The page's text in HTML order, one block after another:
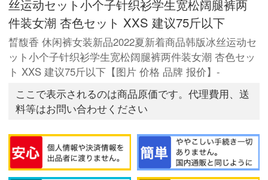
丝运动セット小个子针织衫学生宽松阔腿裤两
件装女潮 杏色セット XXS 建议75斤以下
晳馥香 休闲裤女装新品2022夏新着商品韩版冰丝运动セ
ット小个子针织衫学生宽松阔腿裤两件装女潮 杏色セッ
ト XXS 建议75斤以下【图片 价格 品牌 报价】-
ここで表示されるのは商品原価です。代理費用、送
料等はお問い合わせください